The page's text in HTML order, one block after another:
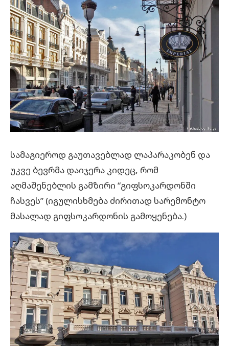
სამაგიეროდ გაუთავებლად ლაპარაკობენ და
უკვე ბევრმა დაიჯერა კიდეც, რომ
აღმაშენებლის გამზირი “გიფსოკარდონში
ჩასვეს” (იგულისხმება ძირითად სარემონტო
მასალად გიფსოკარდონის გამოყენება.)